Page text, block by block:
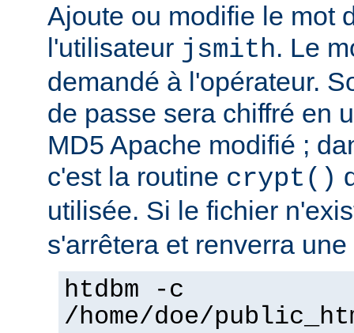
Ajoute ou modifie le mot
l'utilisateur jsmith. Le
demandé à l'opérateur.
de passe sera chiffré en
MD5 Apache modifié ;
c'est la routine crypt()
utilisée. Si le fichier
s'arrêtera et renverra une
htdbm -c
/home/doe/